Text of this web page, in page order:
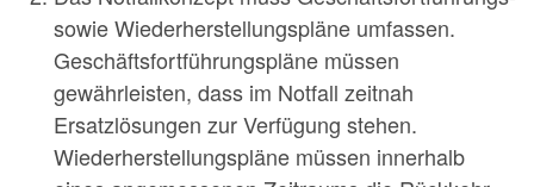
sowie Wiederherstellungspläne umfassen.
Geschäftsfortführungspläne müssen
gewährleisten, dass im Notfall zeitnah
Ersatzlösungen zur Verfügung stehen.
Wiederherstellungspläne müssen innerhalb